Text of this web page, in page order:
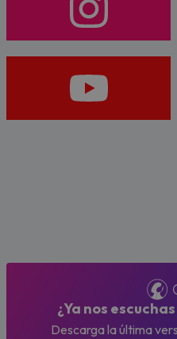
¿Ya nos
Descarga la última